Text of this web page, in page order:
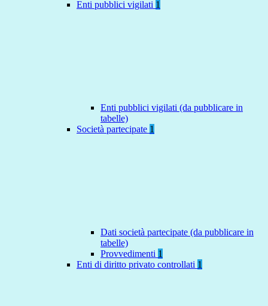
Enti pubblici vigilati 1
Enti pubblici vigilati (da pubblicare in
tabelle)
Società partecipate 1
Dati società partecipate (da pubblicare in
tabelle)
Provvedimenti 1
Enti di diritto privato controllati 1